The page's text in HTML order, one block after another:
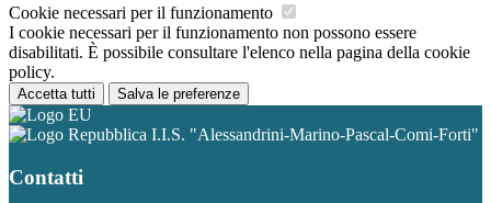
Cookie necessari per il funzionamento
I cookie necessari per il funzionamento non possono essere
disabilitati. È possibile consultare l'elenco nella pagina della cookie
policy.
Accetta tutti Salva le preferenze
I.I.S. "Alessandrini-Marino-Pascal-Comi-Forti"
Contatti